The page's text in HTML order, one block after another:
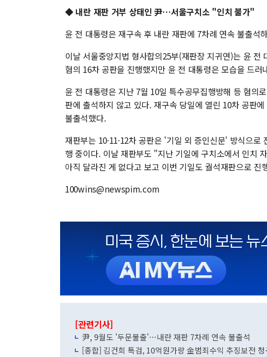
◆ 내란 재판 거부 상태인 尹…서울구치소 "인치 불가"
윤 전 대통령은 재구속 후 내란 재판에 7차례 연속 불출석
이날 서울중앙지법 형사합의25부(재판장 지귀연)는 윤 전
혐의 16차 공판을 진행했지만 윤 전 대통령은 모습을 드러
윤 전 대통령은 지난 7월 10일 특수공무집행방해 등 혐의
판에 출석하지 않고 있다. 재구속 당일에 열린 10차 공판
불출석했다.
재판부는 10·11·12차 공판은 '기일 외 증인신문' 방식으
행 중이다. 이날 재판부도 "지난 기일에 구치소에서 인치
아직 달라진 게 없다고 보고 이번 기일도 궐석재판으로 진
100wins@newspim.com
[관련기사]
尹, 9월도 '두문불출'…내란 재판 7차례 연속 불출석
[종합] 김건희 특검, 10억원가량 金범죄수익 추징보전